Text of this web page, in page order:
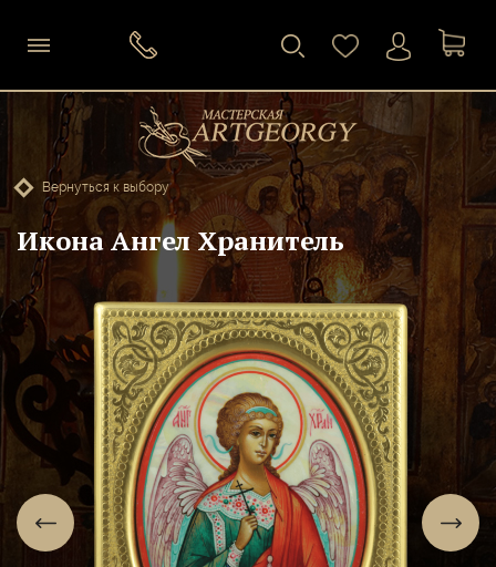
Вернуться к выбору
Икона Ангел Хранитель